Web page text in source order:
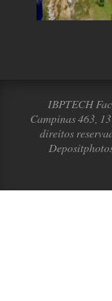
IBPTECH
Campinas 463,
direitos